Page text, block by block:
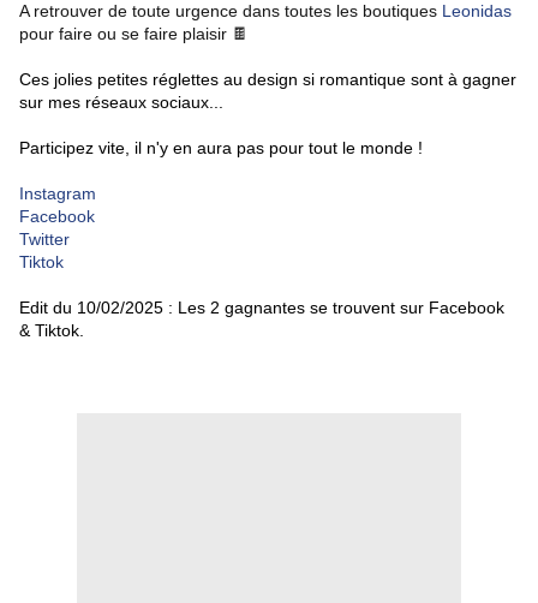
A retrouver de toute urgence dans toutes les boutiques Leonidas
pour faire ou se faire plaisir 🍫
Ces jolies petites réglettes au design si romantique sont à gagner
sur mes réseaux sociaux...
Participez vite, il n'y en aura pas pour tout le monde !
Instagram
Facebook
Twitter
Tiktok
Edit du 10/02/2025 : Les 2 gagnantes se trouvent sur Facebook
& Tiktok.